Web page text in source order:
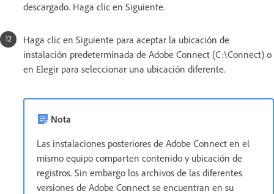
descargado. Haga clic en Siguiente.
Haga clic en Siguiente para aceptar la ubicación de
instalación predeterminada de Adobe Connect (C:\Connect) o
en Elegir para seleccionar una ubicación diferente.
Nota
Las instalaciones posteriores de Adobe Connect en el
mismo equipo comparten contenido y ubicación de
registros. Sin embargo los archivos de las diferentes
versiones de Adobe Connect se encuentran en su